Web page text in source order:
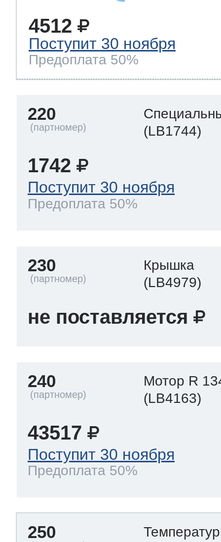
4512
Поступит 30 ноября
Предоплата 50%
220
(LB1744)
1742
Поступит 30 ноября
Предоплата 50%
230
Крышка
(LB4979)
не поставляется
240
Мотор R
(LB4163)
43517
Поступит 30 ноября
Предоплата 50%
250